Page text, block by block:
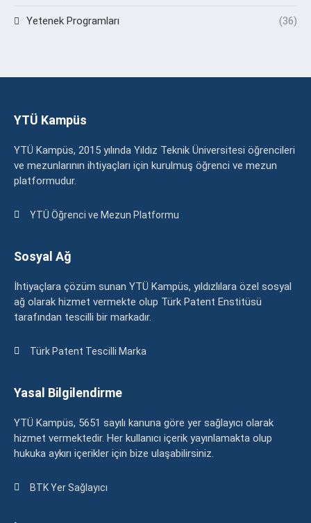
Yetenek Programları (36)
YTÜ Kampüs
YTÜ Kampüs, 2015 yılında Yıldız Teknik Üniversitesi öğrencileri
ve mezunlarının ihtiyaçları için kurulmuş öğrenci ve mezun
platformudur.
YTÜ Öğrenci ve Mezun Platformu
Sosyal Ağ
İhtiyaçlara çözüm sunan YTÜ Kampüs, yıldızlılara özel sosyal
ağ olarak hizmet vermekte olup Türk Patent Enstitüsü
tarafından tescilli bir markadır.
Türk Patent Tescilli Marka
Yasal Bilgilendirme
YTÜ Kampüs, 5651 sayılı kanuna göre yer sağlayıcı olarak
hizmet vermektedir. Her kullanıcı içerik yayınlamakta olup
hukuka aykırı içerikler için bize ulaşabilirsiniz.
BTK Yer Sağlayıcı